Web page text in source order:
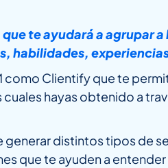
te ayudará a agrupar
habilidades,
Clientify que te
hayas obtenido a
distintos tipos de
que te ayuden a